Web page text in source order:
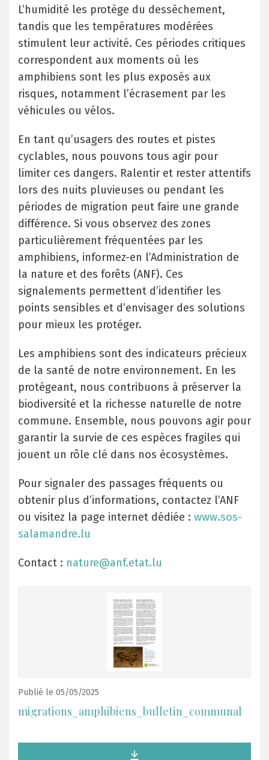
L’humidité les protège du dessèchement,
tandis que les températures modérées
stimulent leur activité. Ces périodes critiques
correspondent aux moments où les
amphibiens sont les plus exposés aux
risques, notamment l’écrasement par les
véhicules ou vélos.
En tant qu’usagers des routes et pistes
cyclables, nous pouvons tous agir pour
limiter ces dangers. Ralentir et rester attentifs
lors des nuits pluvieuses ou pendant les
périodes de migration peut faire une grande
différence. Si vous observez des zones
particulièrement fréquentées par les
amphibiens, informez-en l’Administration de
la nature et des forêts (ANF). Ces
signalements permettent d’identifier les
points sensibles et d’envisager des solutions
pour mieux les protéger.
Les amphibiens sont des indicateurs précieux
de la santé de notre environnement. En les
protégeant, nous contribuons à préserver la
biodiversité et la richesse naturelle de notre
commune. Ensemble, nous pouvons agir pour
garantir la survie de ces espèces fragiles qui
jouent un rôle clé dans nos écosystèmes.
Pour signaler des passages fréquents ou
obtenir plus d’informations, contactez l’ANF
ou visitez la page internet dédiée : www.sos-
salamandre.lu
Contact : nature@anf.etat.lu
Publié le 05/05/2025
migrations_amphibiens_bulletin_communal